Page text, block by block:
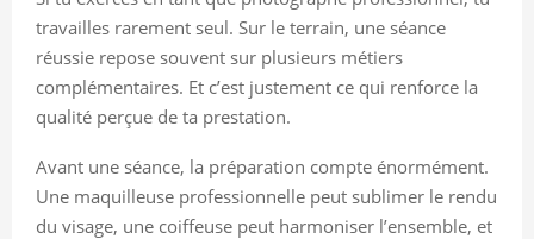
travailles rarement seul. Sur le terrain, une séance
réussie repose souvent sur plusieurs métiers
complémentaires. Et c’est justement ce qui renforce la
qualité perçue de ta prestation.
Avant une séance, la préparation compte énormément.
Une maquilleuse professionnelle peut sublimer le rendu
du visage, une coiffeuse peut harmoniser l’ensemble, et